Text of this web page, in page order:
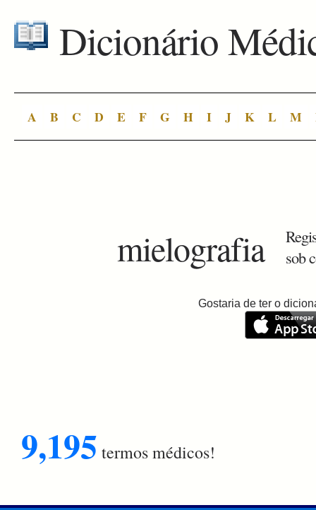
Dicionário
A B C D E F G H I J K L M
mielografia
sob
Gostaria de ter o
9,195 termos médicos!